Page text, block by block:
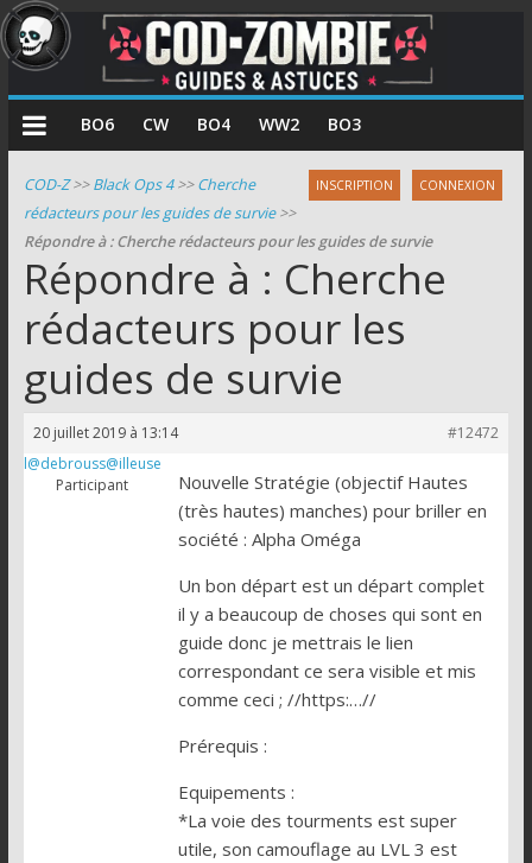
COD
Zombie
Guides
et
astuces
pour
le
mode
zombie
de
Call
BO6 CW BO4 WW2 BO3
INSCRIPTION CONNEXION
COD-Z>>Black Ops 4>>Cherche
rédacteurs pour les guides de survie>>
Répondre à : Cherche rédacteurs pour les guides de survie
Répondre à : Cherche
rédacteurs pour les
guides de survie
20 juillet 2019 à 13:14
#12472
l@debrouss@illeuse
Participant
Nouvelle Stratégie (objectif Hautes
(très hautes) manches) pour briller en
société : Alpha Oméga
Un bon départ est un départ complet
il y a beaucoup de choses qui sont en
guide donc je mettrais le lien
correspondant ce sera visible et mis
comme ceci ; //https:…//
Prérequis :
Equipements :
*La voie des tourments est super
utile, son camouflage au LVL 3 est